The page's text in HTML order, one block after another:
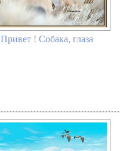
Привет ! Собака, глаза